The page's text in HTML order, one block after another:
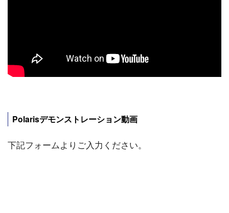
Polarisデモンストレーション動画
下記フォームよりご入力ください。